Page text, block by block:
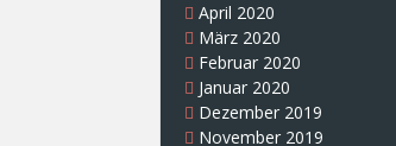
April 2020
März 2020
Februar 2020
Januar 2020
Dezember 2019
November 2019